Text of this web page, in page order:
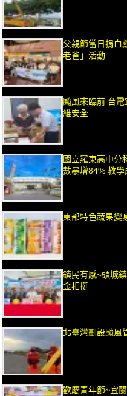
父親節當日捐血
老爸」活動
颱風來臨前 台
維安全
國立羅東高中分
數暴增84% 教學
東部特色蔬果
鎮民有感~頭城
金相挺
北臺灣劃設颱
歡慶青年節~宜